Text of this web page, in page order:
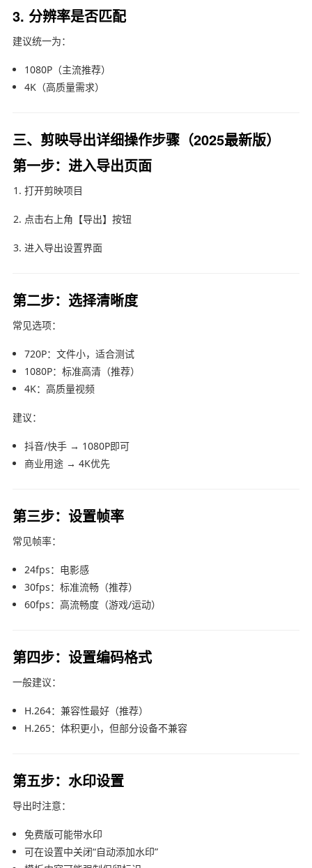
3. 分辨率是否匹配
建议统一为：
1080P（主流推荐）
4K（高质量需求）
三、剪映导出详细操作步骤（2025最新版）
第一步：进入导出页面
打开剪映项目
点击右上角【导出】按钮
进入导出设置界面
第二步：选择清晰度
常见选项：
720P：文件小，适合测试
1080P：标准高清（推荐）
4K：高质量视频
建议：
抖音/快手 → 1080P即可
商业用途 → 4K优先
第三步：设置帧率
常见帧率：
24fps：电影感
30fps：标准流畅（推荐）
60fps：高流畅度（游戏/运动）
第四步：设置编码格式
一般建议：
H.264：兼容性最好（推荐）
H.265：体积更小，但部分设备不兼容
第五步：水印设置
导出时注意：
免费版可能带水印
可在设置中关闭“自动添加水印”